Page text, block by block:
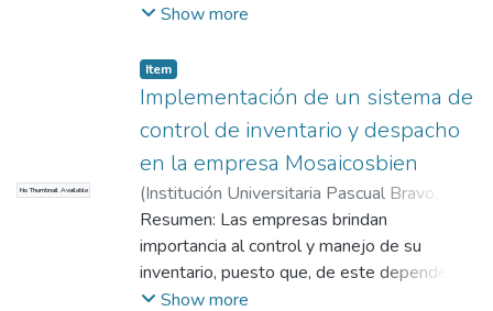
lo que equivale al 40% del total de
impactos más profundos se concentran en
los sectores de manufactura, construcción,
comercio y hoteles y restaurantes (Alviar,
Botero, Espinosa, & García, 2020, pág. 3)
Esta afirmación de Alviar et al justifica el
por qué es necesario realizar esta
investigación, pues el proyecto se realiza
para que se puedan identificar alternativas
que minimicen el impacto económico de la
pandemia en el empleo. Complementando
Show more
No Thumbnail Available
Item
Implementación de un sistema de
control de inventario y despacho
en la empresa Mosaicosbien
(Institución Universitaria Pascual Bravo
2020)Céspedes Várela, Cristian Eliecer
Álvarez Gallo, Sandra Milena
Resumen: Las empresas brindan
importancia al control y manejo de su
inventario, puesto que, de este depende el
tiempo que tarda en generarse una rotación
Show more